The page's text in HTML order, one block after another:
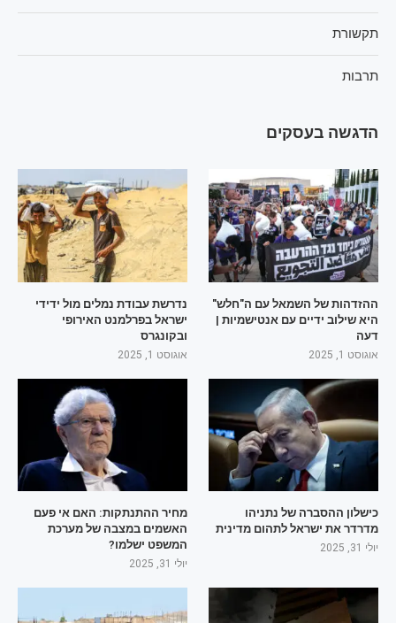
תקשורת
תרבות
הדגשה בעסקים
ההזדהות של השמאל עם ה"חלש"
היא שילוב ידיים עם אנטישמיות |
דעה
אוגוסט 1, 2025
נדרשת עבודת נמלים מול ידידי
ישראל בפרלמנט האירופי
ובקונגרס
אוגוסט 1, 2025
כישלון ההסברה של נתניהו
מדרדר את ישראל לתהום מדינית
יולי 31, 2025
מחיר ההתנתקות: האם אי פעם
האשמים במצבה של מערכת
המשפט ישלמו?
יולי 31, 2025